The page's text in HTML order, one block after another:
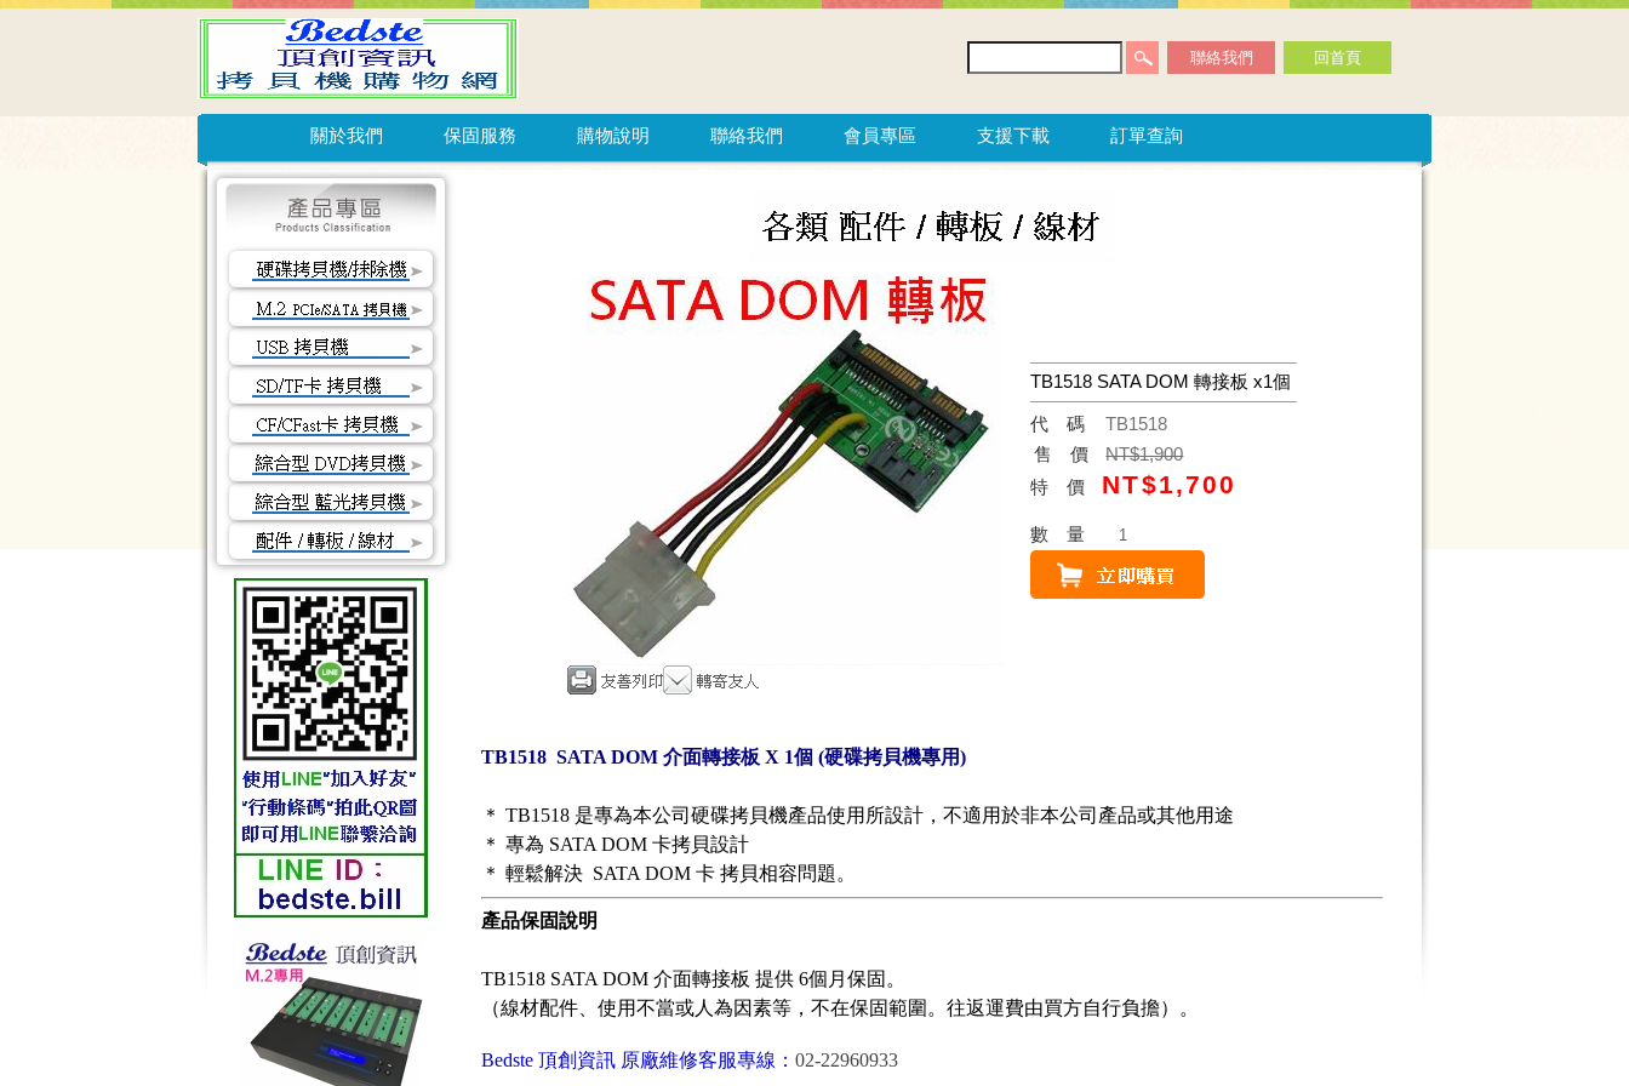
聯絡我們 回首頁
關於我們 保固服務 購物說明 聯絡我們 會員專區 支援下載 訂單查詢
TB1518 SATA DOM 轉接板 x1個
代碼
TB1518
售價NT$1,900
特價 NT$1,700
數量
TB1518 SATA DOM 介面轉接板 X 1個 (硬碟拷貝機專用)
＊ TB1518 是專為本公司硬碟拷貝機產品使用所設計，不適用於非本公司產品或其他用途
＊ 專為 SATA DOM 卡拷貝設計
＊ 輕鬆解決 SATA DOM 卡 拷貝相容問題。
產品保固說明
TB1518 SATA DOM 介面轉接板 提供 6個月保固。
（線材配件、使用不當或人為因素等，不在保固範圍。往返運費由買方自行負擔）。
Bedste 頂創資訊 原廠維修客服專線： 02-22960933